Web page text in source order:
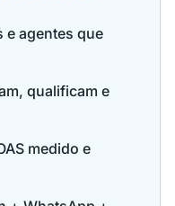
e agentes que
qualificam e
medido e